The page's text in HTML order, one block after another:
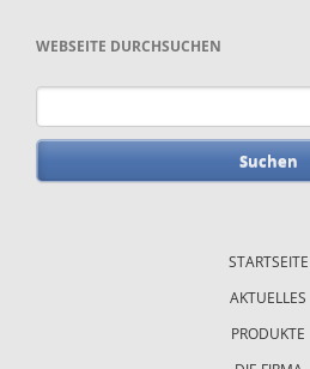
WEBSEITE DURCHSUCHEN
Suchbegriffe
STARTSEITE
AKTUELLES
PRODUKTE